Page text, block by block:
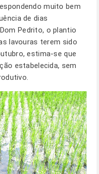
muito bem
de dias
Pedrito, o plantio
lavouras terem sido
estima-se que
estabelecida, sem